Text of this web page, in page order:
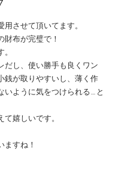
用させて頂いてます。
財布が完璧で！
だし、使い勝手も良くワン
銭が取りやすいし、薄く作
いように気をつけられる…と
嬉しいです。
ますね！